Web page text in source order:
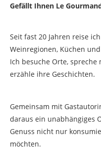
Gefällt Ihnen Le
Seit fast 20 Jahren reise
Weinregionen, Küchen
Ich besuche Orte,
erzähle ihre Geschichten.
Gemeinsam mit
daraus ein unabhängiges
Genuss nicht nur
möchten.